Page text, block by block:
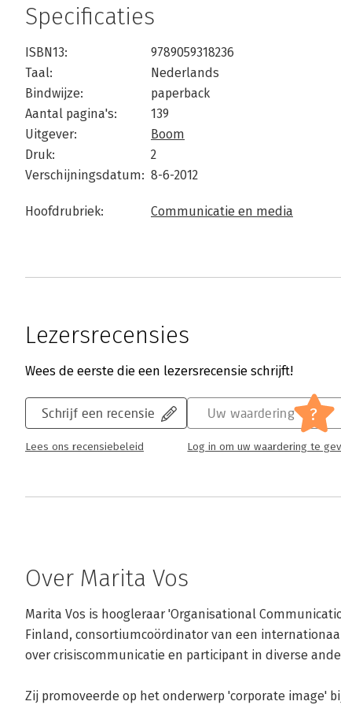
Specificaties
ISBN13:
9789059318236
Taal:
Nederlands
Bindwijze:
paperback
Aantal pagina's:
139
Uitgever:
Boom
Druk:
2
Verschijningsdatum: 8-6-2012
Hoofdrubriek: Communicatie en media
Lezersrecensies
Wees de eerste die een lezersrecensie schrijft!
Schrijf een recensie
Lees ons recensiebeleid
Uw waardering ?
Log in om uw waardering te
Over Marita Vos
Marita Vos is hoogleraar 'Organisational
Finland, consortiumcoördinator van een
over crisiscommunicatie en participant in diverse
Zij promoveerde op het onderwerp 'corporate image'